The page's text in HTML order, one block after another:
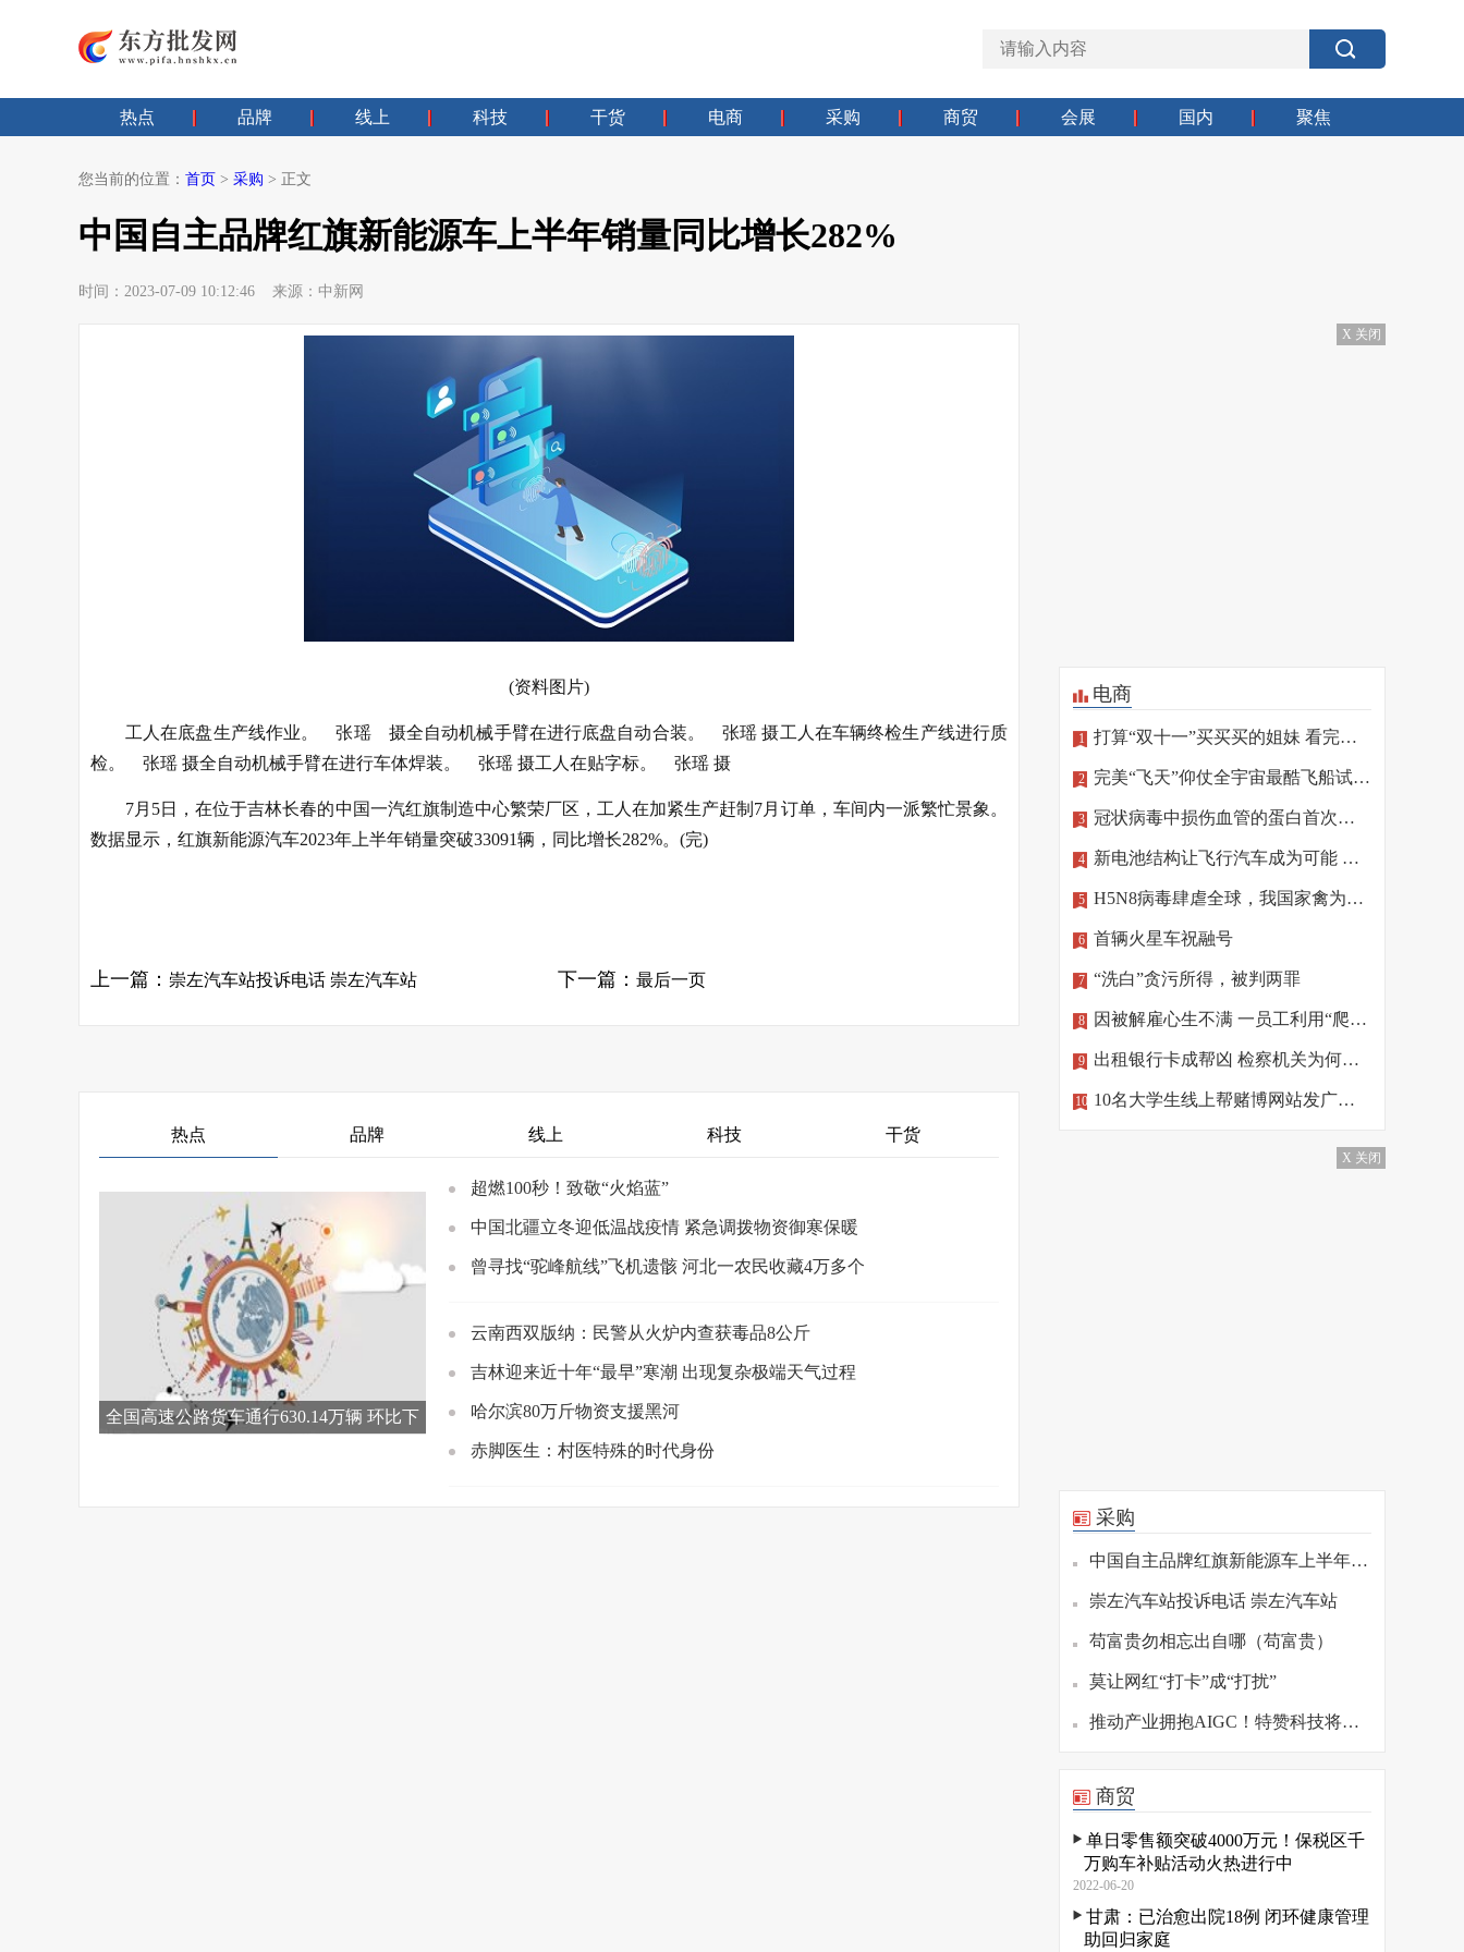
热点 品牌 线上 科技 干货 电商 采购 商贸 会展 国内 聚焦
您当前的位置： 首页 > 采购 > 正文
中国自主品牌红旗新能源车上半年销量同比增长282%
时间：2023-07-09 10:12:46 来源：中新网
(资料图片)
工人在底盘生产线作业。 张瑶 摄全自动机械手臂在进行底盘自动合装。 张瑶 摄工人在车辆终检生产线进行质
检。 张瑶 摄全自动机械手臂在进行车体焊装。 张瑶 摄工人在贴字标。 张瑶 摄
7月5日，在位于吉林长春的中国一汽红旗制造中心繁荣厂区，工人在加紧生产赶制7月订单，车间内一派繁忙景象。
数据显示，红旗新能源汽车2023年上半年销量突破33091辆，同比增长282%。(完)
上一篇： 崇左汽车站投诉电话 崇左汽车站 下一篇：最后一页
热点 品牌 线上 科技 干货
全国高速公路货车通行630.14万辆 环比下
超燃100秒！致敬“火焰蓝”
中国北疆立冬迎低温战疫情 紧急调拨物资御寒保暖
曾寻找“驼峰航线”飞机遗骸 河北一农民收藏4万多个
云南西双版纳：民警从火炉内查获毒品8公斤
吉林迎来近十年“最早”寒潮 出现复杂极端天气过程
哈尔滨80万斤物资支援黑河
赤脚医生：村医特殊的时代身份
X 关闭
电商
1 打算“双十一”买买买的姐妹 看完这篇再“剁手”
2 完美“飞天”仰仗全宇宙最酷飞船试驾员
3 冠状病毒中损伤血管的蛋白首次确定
4 新电池结构让飞行汽车成为可能 相关技术将亮相北京冬奥
5 H5N8病毒肆虐全球，我国家禽为何“独善其身”
6 首辆火星车祝融号
7 “洗白”贪污所得，被判两罪
8 因被解雇心生不满 一员工利用“爬虫”删公司数据
9 出租银行卡成帮凶 检察机关为何做出不起诉处理？
10 10名大学生线上帮赌博网站发广告，涉罪！
X 关闭
采购
中国自主品牌红旗新能源车上半年销量同比增长282%
崇左汽车站投诉电话 崇左汽车站
苟富贵勿相忘出自哪（苟富贵）
莫让网红“打卡”成“打扰”
推动产业拥抱AIGC！特赞科技将推出AIGC产品缪斯新版本
商贸
单日零售额突破4000万元！保税区千
万购车补贴活动火热进行中
2022-06-20
甘肃：已治愈出院18例 闭环健康管理
助回归家庭